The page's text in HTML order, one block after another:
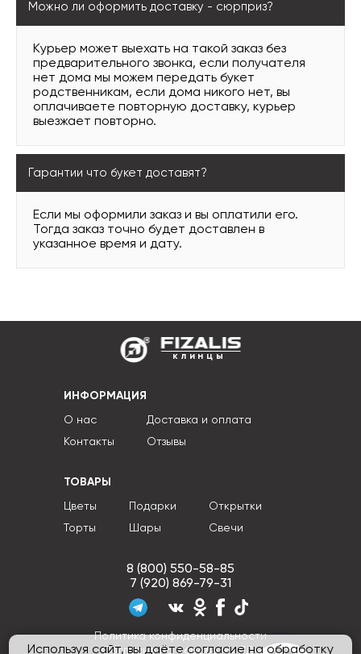
Используя сайт, вы даёте согласие на обработку
Можно ли оформить доставку - сюрприз?
Курьер может выехать на такой заказ без
предварительного звонка, если получателя
нет дома мы можем передать букет
родственникам, если дома никого нет, вы
оплачиваете повторную доставку, курьер
выезжает повторно.
Гарантии что букет доставят?
Если мы оформили заказ и вы оплатили его.
Тогда заказ точно будет доставлен в
указанное время и дату.
клинцы
ИНФОРМАЦИЯ
О нас
Контакты
Доставка и оплата
Отзывы
ТОВАРЫ
Цветы
Торты
Подарки
Шары
Открытки
Свечи
8 (800) 550-58-85
7 (920) 869-79-31
Политика конфиденциальности
Согласие на обработку ПДн